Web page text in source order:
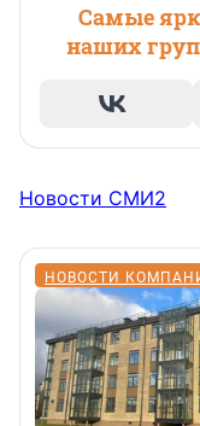
Самые
наших
Новости СМИ2
НОВОСТИ